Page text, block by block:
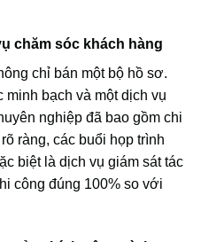
chăm sóc khách hàng
chỉ bán một bộ hồ sơ.
minh bạch và một dịch vụ
nghiệp đã bao gồm chi
ràng, các buổi họp trình
biệt là dịch vụ giám sát tác
công đúng 100% so với